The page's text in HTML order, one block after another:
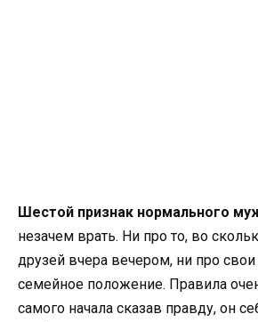
Шестой признак нормального
незачем врать. Ни про то, во
друзей вчера вечером, ни про свои
семейное положение. Правила
самого начала сказав правду, он